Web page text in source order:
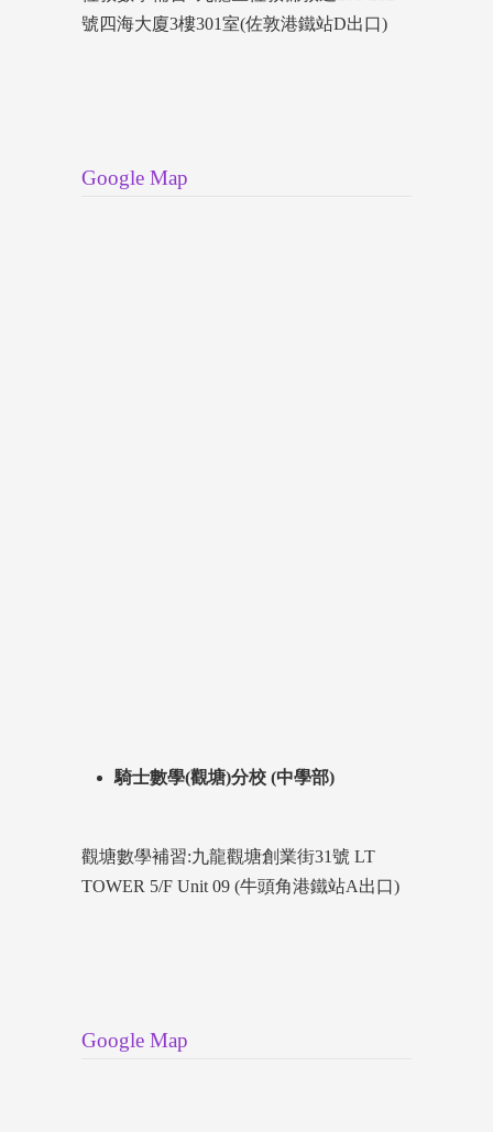
號四海大廈3樓301室(佐敦港鐵站D出口)
Google Map
騎士數學(觀塘)分校 (中學部)
觀塘數學補習:九龍觀塘創業街31號 LT
TOWER 5/F Unit 09 (牛頭角港鐵站A出口)
Google Map